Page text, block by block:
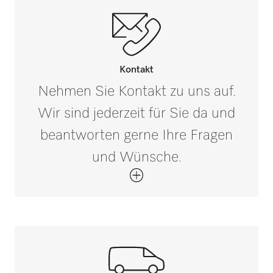
D 800-3300
Kontakt
Nehmen Sie Kontakt zu uns auf.
Wir sind jederzeit für Sie da und
beantworten gerne Ihre Fragen
und Wünsche.